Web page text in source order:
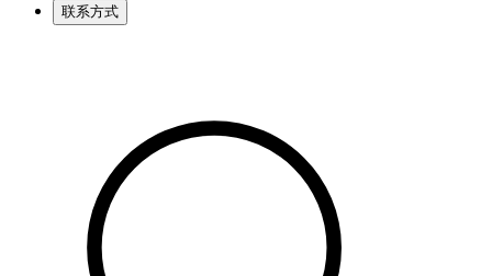
联系方式